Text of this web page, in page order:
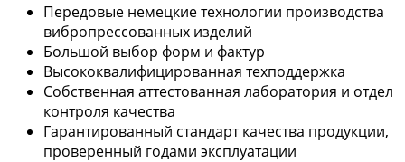
Передовые немецкие технологии производства
вибропрессованных изделий
Большой выбор форм и фактур
Высококвалифицированная техподдержка
Собственная аттестованная лаборатория и отдел
контроля качества
Гарантированный стандарт качества продукции,
проверенный годами эксплуатации